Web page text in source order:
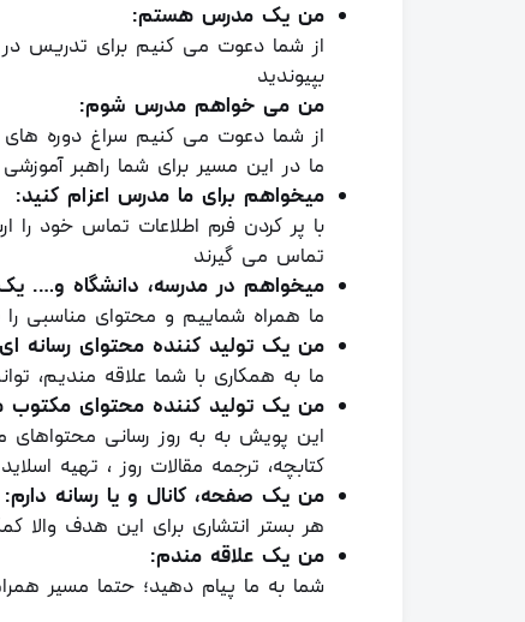
من یک مدرس هستم:
از شما دعوت می کنیم برای تدریس
بپیوندید
من می خواهم مدرس شوم:
از شما دعوت می کنیم سراغ دوره های
ما در این مسیر برای شما راهبر
میخواهم برای ما مدرس اعزام کنید:
با پر کردن فرم اطلاعات تماس خود را
تماس می گیرند
میخواهم در مدرسه، دانشگاه و…. یک
ما همراه شماییم و محتوای مناسبی را
من یک تولید کننده محتوای رسانه
ما به همکاری با شما علاقه مندیم،
من یک تولید کننده محتوای
این پویش به به روز رسانی محتواهای
کتابچه، ترجمه مقالات روز ، تهیه
من یک صفحه، کانال و یا رسانه دارم:
هر بستر انتشاری برای این هدف والا
من یک علاقه مندم:
شما به ما پیام دهید؛ حتما مسیر